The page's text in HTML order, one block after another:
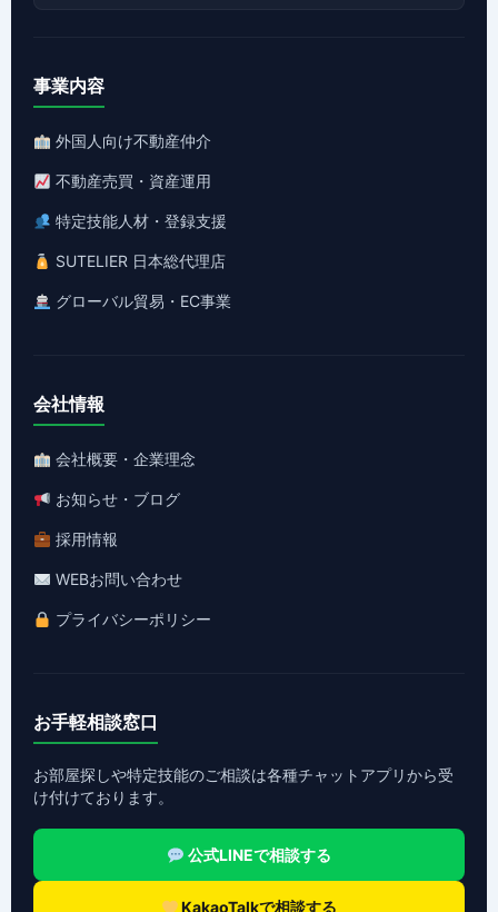
事業内容
外国人向け不動産仲介
不動産売買・資産運用
特定技能人材・登録支援
SUTELIER 日本総代理店
グローバル貿易・EC事業
会社情報
会社概要・企業理念
お知らせ・ブログ
採用情報
WEBお問い合わせ
プライバシーポリシー
お手軽相談窓口
お部屋探しや特定技能のご相談は各種チャットアプリから受
け付けております。
公式LINEで相談する
KakaoTalkで相談する